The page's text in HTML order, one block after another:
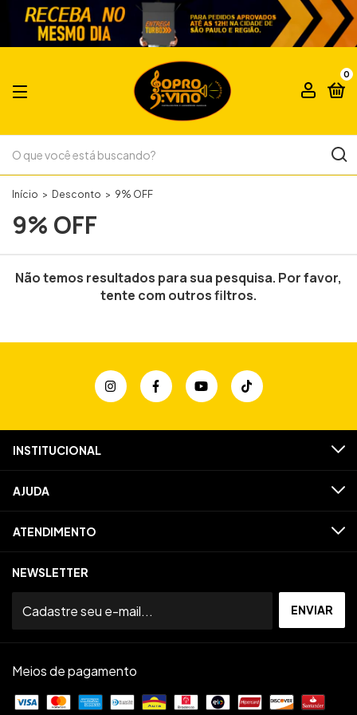
0
Início > Desconto > 9% OFF
9% OFF
Não temos resultados para sua pesquisa. Por favor,
tente com outros filtros.
INSTITUCIONAL
AJUDA
ATENDIMENTO
NEWSLETTER
Meios de pagamento